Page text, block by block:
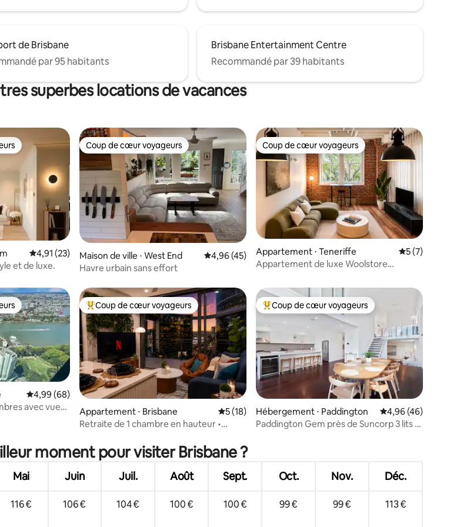
de Brisbane
par 95 habitants
Brisbane Entertainment Centre
Recommandé par 39 habitants
superbes locations de vacances
56 commentaires : 5 sur 5
les plus appréciés
Évaluation moyenne sur la base de 23 commentaires : 4,91 sur 5
4,91 (23)
et de luxe.
Coup de cœur voyageurs
Coup de cœur voyageurs
Maison de ville ⋅ West End Évaluation moyenne sur la base de 45 commentaires : 4,96 sur 5
4,96 (45)
Havre urbain sans effort
Coup de cœur voyageurs
Coup de cœur voyageurs
Appartement ⋅ Teneriffe Évaluation
5 (7)
Appartement de luxe Woolstore
24 commentaires : 5 sur 5
les plus appréciés
Évaluation moyenne sur la base de 68 commentaires : 4,99 sur 5
4,99 (68)
avec vue
Coups de cœur voyageurs les plus appréciés
Coup de cœur voyageurs
Appartement ⋅ Brisbane Évaluation moyenne sur la base de 18 commentaires : 5 sur 5
5 (18)
Retraite de 1 chambre en hauteur •
sauna
Coups de cœur voyageurs les plus appréciés
Coup de cœur voyageurs
Hébergement ⋅ Paddington Évaluation moyenne
4,96 (46)
Paddington Gem près de Suncorp 3 lits 2
moment pour visiter Brisbane ?
Mai Juin Juil. Août Sept. Oct. Nov. Déc.
116 € 106 € 104 € 100 € 100 € 99 € 99 € 113 €